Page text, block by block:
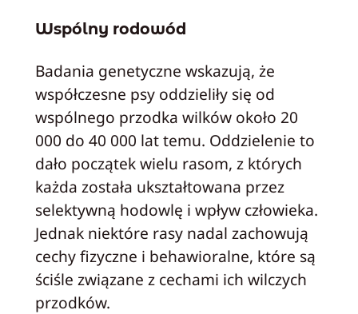
Wspólny rodowód
Badania genetyczne wskazują, że
współczesne psy oddzieliły się od
wspólnego przodka wilków około 20
000 do 40 000 lat temu. Oddzielenie to
dało początek wielu rasom, z których
każda została ukształtowana przez
selektywną hodowlę i wpływ człowieka.
Jednak niektóre rasy nadal zachowują
cechy fizyczne i behawioralne, które są
ściśle związane z cechami ich wilczych
przodków.